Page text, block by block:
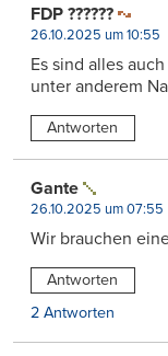
FDP ??????
26.10.2025 um 10:55
Es sind alles
unter anderem
Antworten
Gante
26.10.2025 um 07:55
Wir brauchen
Antworten
2 Antworten